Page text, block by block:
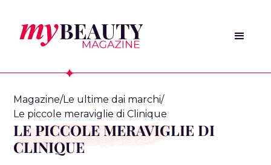
Magazine/Le ultime dai marchi/
Le piccole meraviglie di Clinique
LE PICCOLE MERAVIGLIE DI
CLINIQUE